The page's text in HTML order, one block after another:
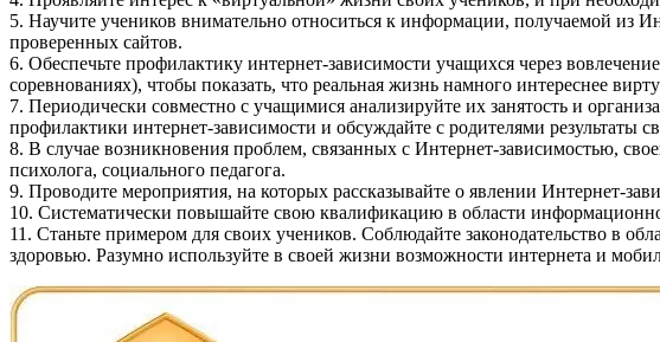
5. Научите учеников внимательно относиться к информации, получаемой из
проверенных сайтов.
6. Обеспечьте профилактику интернет-зависимости учащихся через
соревнованиях), чтобы показать, что реальная жизнь намного интереснее
7. Периодически совместно с учащимися анализируйте их занятость и
профилактики интернет-зависимости и обсуждайте с родителями результаты
8. В случае возникновения проблем, связанных с Интернет-зависимостью,
психолога, социального педагога.
9. Проводите мероприятия, на которых рассказывайте о явлении Интернет-
10. Систематически повышайте свою квалификацию в области
11. Станьте примером для своих учеников. Соблюдайте законодательство в
здоровью. Разумно используйте в своей жизни возможности интернета и